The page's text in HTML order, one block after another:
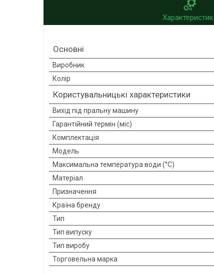
Основні
Виробник
Колір
Користувальницькі характеристики
Вихід під пральну машину
Гарантійний термін (міс)
Комплектація
Мoдель
Максимальна температура води (°C)
Матеріал
Призначення
Країна бренду
Тип
Тип випуску
Тип виробу
Торговельна марка